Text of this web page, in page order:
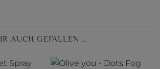
AUCH GEFALLEN …